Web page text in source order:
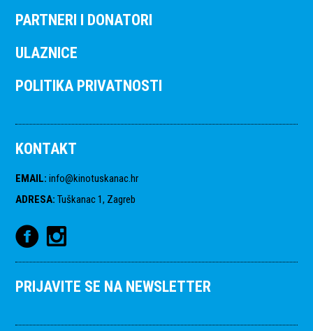
PARTNERI I DONATORI
ULAZNICE
POLITIKA PRIVATNOSTI
KONTAKT
EMAIL: info@kinotuskanac.hr
ADRESA: Tuškanac 1, Zagreb
PRIJAVITE SE NA NEWSLETTER